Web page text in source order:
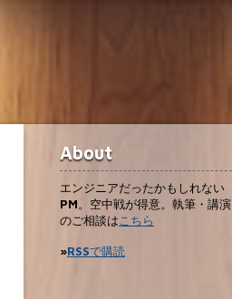
About
エンジニアだったかもしれない
PM。空中戦が得意。執筆・講演
のご相談は こちら
»RSSで購読